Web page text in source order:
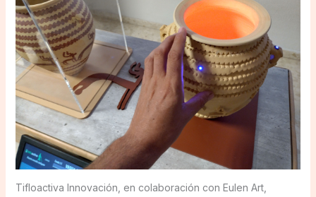
Tifloactiva Innovación, en colaboración con Eulen Art,